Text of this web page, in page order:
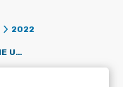
2022
OR.0050.1519.2022_WPKS W SPRAWIE UDZIELENIA ZAMÓWIENIA PUBLICZNEGO DO 130 000,00 ZŁ NA ZAPEWNIENIE KONCERTU KWARTETU JAZZOWEGO W ZWIĄZKU Z ORGANIZACJĄ BANKIETU Z OKAZJI 750 ROCZNICY ZAŁOŻENIA MIASTA ŻORY